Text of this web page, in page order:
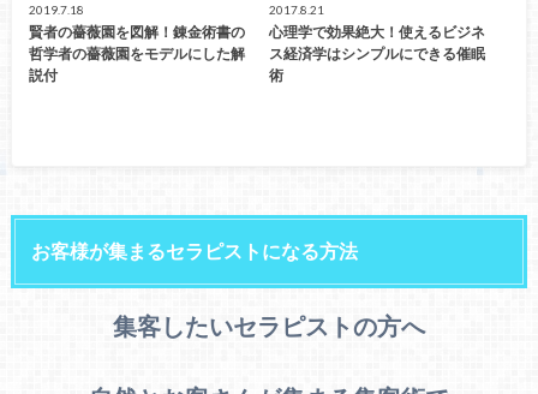
2019.7.18
賢者の薔薇園を図解！錬金術書の
哲学者の薔薇園をモデルにした解
説付
2017.8.21
心理学で効果絶大！使えるビジネ
ス経済学はシンプルにできる催眠
術
お客様が集まるセラピストになる方法
集客したいセラピストの方へ